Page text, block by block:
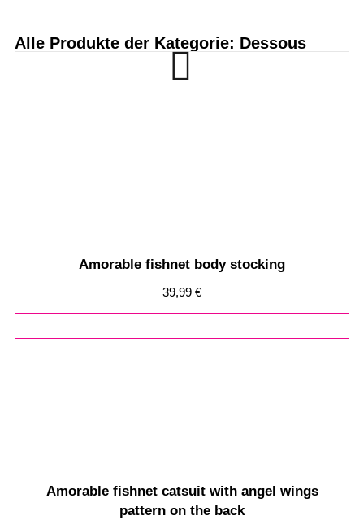
Alle Produkte der Kategorie: Dessous
Amorable fishnet body stocking
39,99 €
Amorable fishnet catsuit with angel wings
pattern on the back